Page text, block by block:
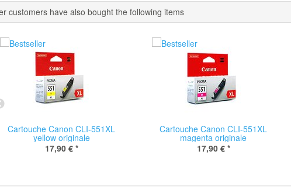
customers have also bought the following items
Cartouche Canon CLI-551XL
yellow originale
17,90 € *
Cartouche Canon CLI-551XL
magenta originale
17,90 € *